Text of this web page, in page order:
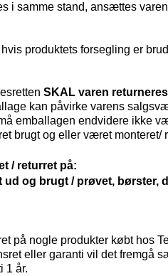
i samme stand, ansættes
produktets forsegling er
SKAL varen
kan påvirke varens
emballagen endvidere ikke
brugt og eller været
/ returret på:
ud og brugt / prøvet, børster,
på nogle produkter købt hos
eller garanti vil det fremgå
1 år.